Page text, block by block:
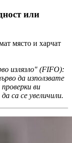
или
място и харчат
излязло" (FIFO):
да използвате
ви
са се увеличили.